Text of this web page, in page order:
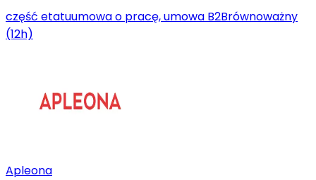
część etatuumowa o pracę, umowa B2Brównoważny
(12h)
Apleona